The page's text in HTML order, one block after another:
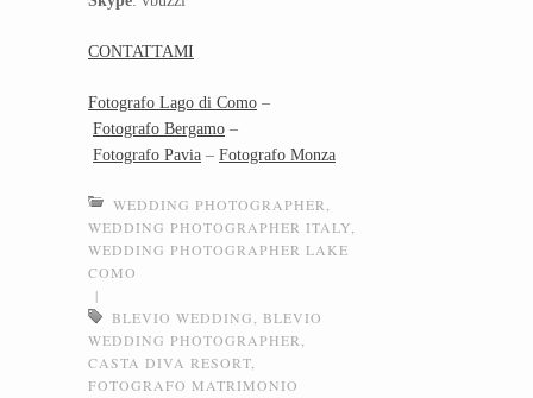
CONTATTAMI
Fotografo Lago di Como –
Fotografo Bergamo –
Fotografo Pavia – Fotografo Monza
WEDDING PHOTOGRAPHER
WEDDING PHOTOGRAPHER ITALY
WEDDING PHOTOGRAPHER LAKE
COMO
|
BLEVIO WEDDING
BLEVIO
WEDDING PHOTOGRAPHER
CASTA DIVA RESORT
FOTOGRAFO MATRIMONIO